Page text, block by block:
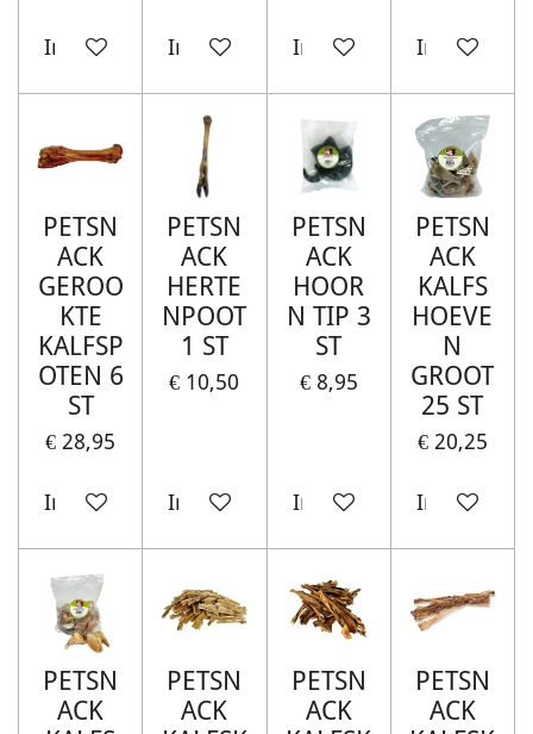
In winkelwagenIn winkelwagenIn winkelwagen
In
PETSN
ACK
GEROO
KTE
KALFSP
OTEN 6
ST
€ 28,95
In winkelwagen
PETSN
ACK
HERTE
NPOOT
1 ST
€ 10,50
In winkelwagen
PETSN
ACK
HOOR
N TIP 3
ST
€ 8,95
In winkelwagen
PETSN
ACK
KALFS
HOEVE
N
GROOT
25 ST
€ 20,25
In
PETSN
ACK
PETSN
ACK
PETSN
ACK
PETSN
ACK